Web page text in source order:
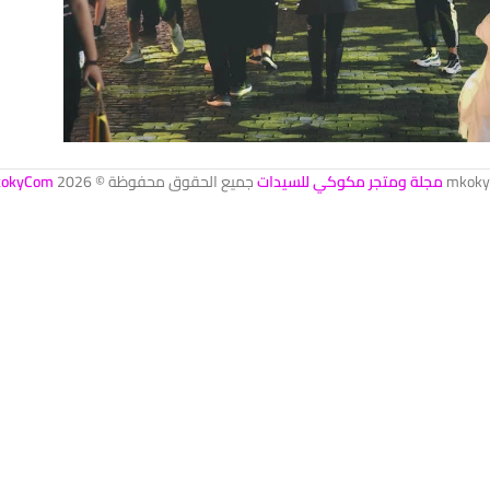
mkokyمجلة ومتجر مكوكي للسيداتجميع الحقوق محفوظة © 2026